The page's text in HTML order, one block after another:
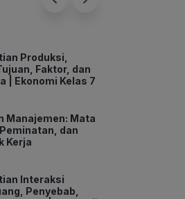
Produksi,
Faktor, dan
| Ekonomi Kelas 7
Manajemen: Mata
dan
Kerja
Interaksi
Penyebab,